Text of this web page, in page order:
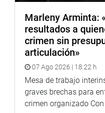
Marleny Arminta:
resultados a
crimen sin
articulación»
07 Ago 2026 | 18:22 h
Mesa de trabajo
graves brechas para
crimen organizado